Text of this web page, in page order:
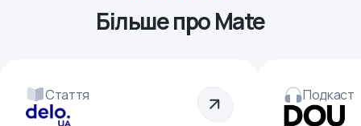
Більше про Mate
Стаття Подкаст